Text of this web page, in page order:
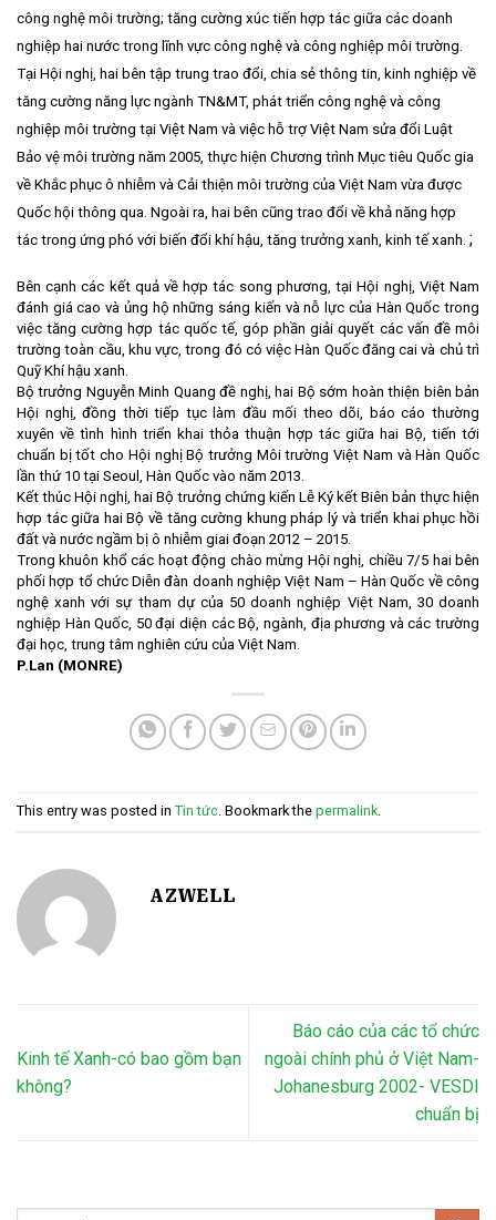
công nghệ môi trường; tăng cường xúc tiến hợp tác giữa các doanh
nghiệp hai nước trong lĩnh vực công nghệ và công nghiệp môi trường.
Tại Hội nghị, hai bên tập trung trao đổi, chia sẻ thông tin, kinh nghiệp về
tăng cường năng lực ngành TN&MT, phát triển công nghệ và công
nghiệp môi trường tại Việt Nam và việc hỗ trợ Việt Nam sửa đổi Luật
Bảo vệ môi trường năm 2005, thực hiện Chương trình Mục tiêu Quốc gia
về Khắc phục ô nhiễm và Cải thiện môi trường của Việt Nam vừa được
Quốc hội thông qua. Ngoài ra, hai bên cũng trao đổi về khả năng hợp
tác trong ứng phó với biến đổi khí hậu, tăng trưởng xanh, kinh tế xanh. ;
Bên cạnh các kết quả về hợp tác song phương, tại Hội nghị, Việt Nam
đánh giá cao và ủng hộ những sáng kiến và nỗ lực của Hàn Quốc trong
việc tăng cường hợp tác quốc tế, góp phần giải quyết các vấn đề môi
trường toàn cầu, khu vực, trong đó có việc Hàn Quốc đăng cai và chủ trì
Quỹ Khí hậu xanh.
Bộ trưởng Nguyễn Minh Quang đề nghị, hai Bộ sớm hoàn thiện biên bản
Hội nghị, đồng thời tiếp tục làm đầu mối theo dõi, báo cáo thường
xuyên về tình hình triển khai thỏa thuận hợp tác giữa hai Bộ, tiến tới
chuẩn bị tốt cho Hội nghị Bộ trưởng Môi trường Việt Nam và Hàn Quốc
lần thứ 10 tại Seoul, Hàn Quốc vào năm 2013.
Kết thúc Hội nghị, hai Bộ trưởng chứng kiến Lễ Ký kết Biên bản thực hiện
hợp tác giữa hai Bộ về tăng cường khung pháp lý và triển khai phục hồi
đất và nước ngầm bị ô nhiễm giai đoạn 2012 – 2015.
Trong khuôn khổ các hoạt động chào mừng Hội nghị, chiều 7/5 hai bên
phối hợp tổ chức Diễn đàn doanh nghiệp Việt Nam – Hàn Quốc về công
nghệ xanh với sự tham dự của 50 doanh nghiệp Việt Nam, 30 doanh
nghiệp Hàn Quốc, 50 đại diện các Bộ, ngành, địa phương và các trường
đại học, trung tâm nghiên cứu của Việt Nam.
P.Lan (MONRE)
This entry was posted in Tin tức. Bookmark the permalink.
AZWELL
Kinh tế Xanh-có bao gồm bạn
không?
Báo cáo của các tổ chức
ngoài chính phủ ở Việt Nam-
Johanesburg 2002- VESDI
chuẩn bị